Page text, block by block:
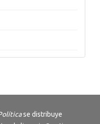
se distribuye